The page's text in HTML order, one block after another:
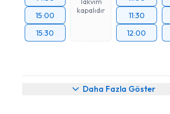
15:00
15:30
kapalıdır
11:30
12:00
Daha Fazla Göster
Takvimi Talebi